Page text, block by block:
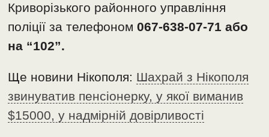
Криворізького районного управління
поліції за телефоном067-638-07-71 або
на “102”.
Ще новини Нікополя: Шахрай з Нікополя
звинуватив пенсіонерку, у якої виманив
$15000, у надмірній довірливості